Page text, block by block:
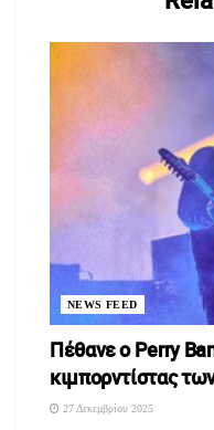
NEWS FEED
Πέθανε ο Perry
κιμπορντίστας
27 Δεκεμβρίου 2025